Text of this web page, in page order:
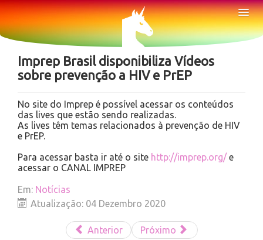
Sobre
Notícias
Imprep Brasil disponibiliza Vídeos
sobre prevenção a HIV e PrEP
No site do Imprep é possível acessar os conteúdos
das lives que estão sendo realizadas.
As lives têm temas relacionados à prevenção de HIV
e PrEP.
Para acessar basta ir até o site http://imprep.org/e
acessar o CANAL IMPREP
Em: Notícias
Atualização: 04 Dezembro 2020
Anterior Próximo